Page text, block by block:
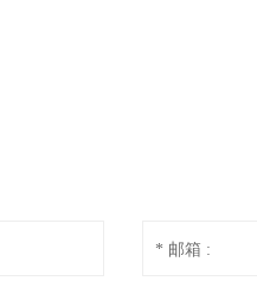
* 邮箱 :